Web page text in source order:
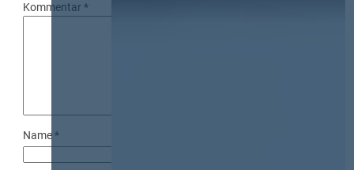
Kommentar*
Name*